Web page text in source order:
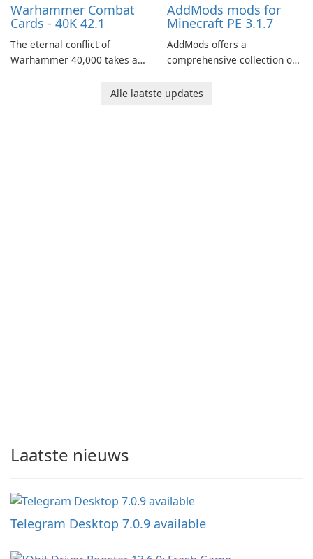
Warhammer Combat
Cards - 40K 42.1
The eternal conflict of
Warhammer 40,000 takes a
Combat Cards - 40K, a card
AddMods mods for
Minecraft PE 3.1.7
AddMods offers a
comprehensive collection of
allowing you to enhance your
Alle laatste updates
Laatste nieuws
Telegram Desktop 7.0.9 available